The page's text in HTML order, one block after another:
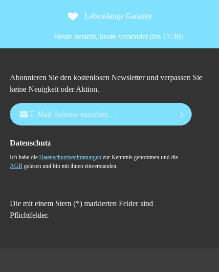
Lebenslange Garantie
Heute bestellt, heute versendet (bis 17:30)
Abonnieren Sie den kostenlosen Newsletter und verpassen Sie
keine Neuigkeit oder Aktion.
E-Mail-Adresse*
Datenschutz
Ich habe die Datenschutzbestimmungen zur Kenntnis genommen und die
AGB gelesen und bin mit ihnen einverstanden.
Die mit einem Stern (*) markierten Felder sind
Pflichtfelder.